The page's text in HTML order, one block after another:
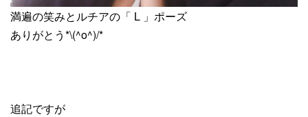
満遍の笑みとルチアの「 L 」ポーズ
ありがとう*\(^o^)/*
追記ですが